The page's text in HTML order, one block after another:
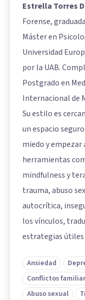
Estrella Torres
Forense,
Máster en
Universidad
por la UAB.
Postgrado en
Internacional de
Su estilo es
un espacio
miedo y
herramientas
mindfulness y
trauma, abuso
autocrítica,
los vínculos,
estrategias útiles
Ansiedad
Conflictos
Abuso sexual